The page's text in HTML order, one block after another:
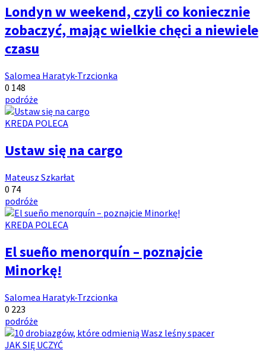
Londyn w weekend, czyli co koniecznie
zobaczyć, mając wielkie chęci a niewiele
czasu
Autor:
Salomea Haratyk-Trzcionka
Ilość
komentarzy:
0 Ilość
wyświetleń:
148
Tagi:
podróże
Kategoria
KREDA POLECA
Ustaw się na cargo
Autor:
Mateusz Szkarłat
Ilość
komentarzy:
0 Ilość
wyświetleń:
74
Tagi:
podróże
Kategoria
KREDA POLECA
El sueño menorquín – poznajcie
Minorkę!
Autor:
Salomea Haratyk-Trzcionka
Ilość
komentarzy:
0 Ilość
wyświetleń:
223
Tagi:
podróże
Kategoria
JAK SIĘ UCZYĆ